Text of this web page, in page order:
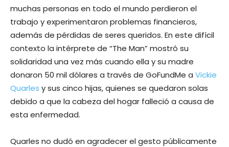
muchas personas en todo el mundo perdieron el
trabajo y experimentaron problemas financieros,
además de pérdidas de seres queridos. En este difícil
contexto la intérprete de “The Man” mostró su
solidaridad una vez más cuando ella y su madre
donaron 50 mil dólares a través de GoFundMe a Vickie
Quarles y sus cinco hijas, quienes se quedaron solas
debido a que la cabeza del hogar falleció a causa de
esta enfermedad.
Quarles no dudó en agradecer el gesto públicamente